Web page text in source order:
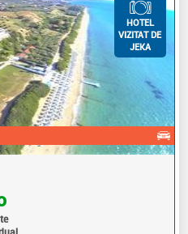
HOTEL
VIZITAT DE
JEKA